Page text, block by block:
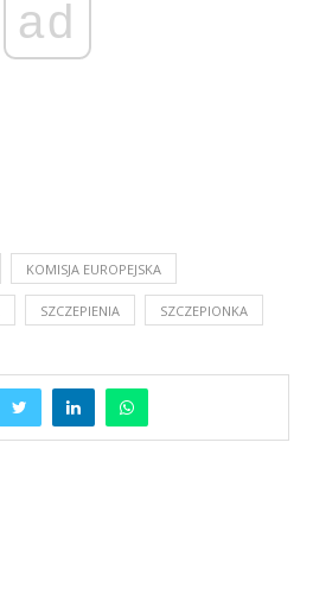
ad
KOMISJA EUROPEJSKA
SZCZEPIENIA SZCZEPIONKA